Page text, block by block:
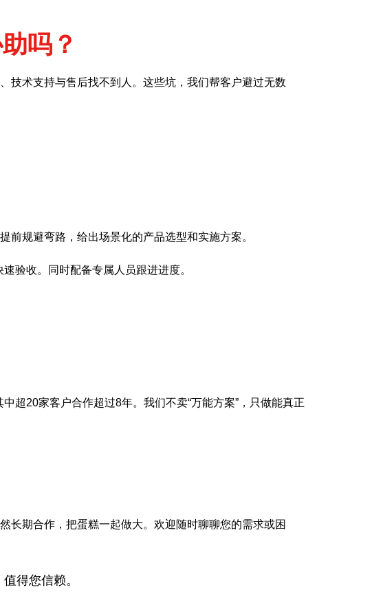
吗？
技术支持与售后找不到人。这些坑，我们帮客户避过无数
前规避弯路，给出场景化的产品选型和实施方案。
验收。同时配备专属人员跟进进度。
超20家客户合作超过8年。我们不卖“万能方案”，只做能真正
长期合作，把蛋糕一起做大。欢迎随时聊聊您的需求或困
值得您信赖。